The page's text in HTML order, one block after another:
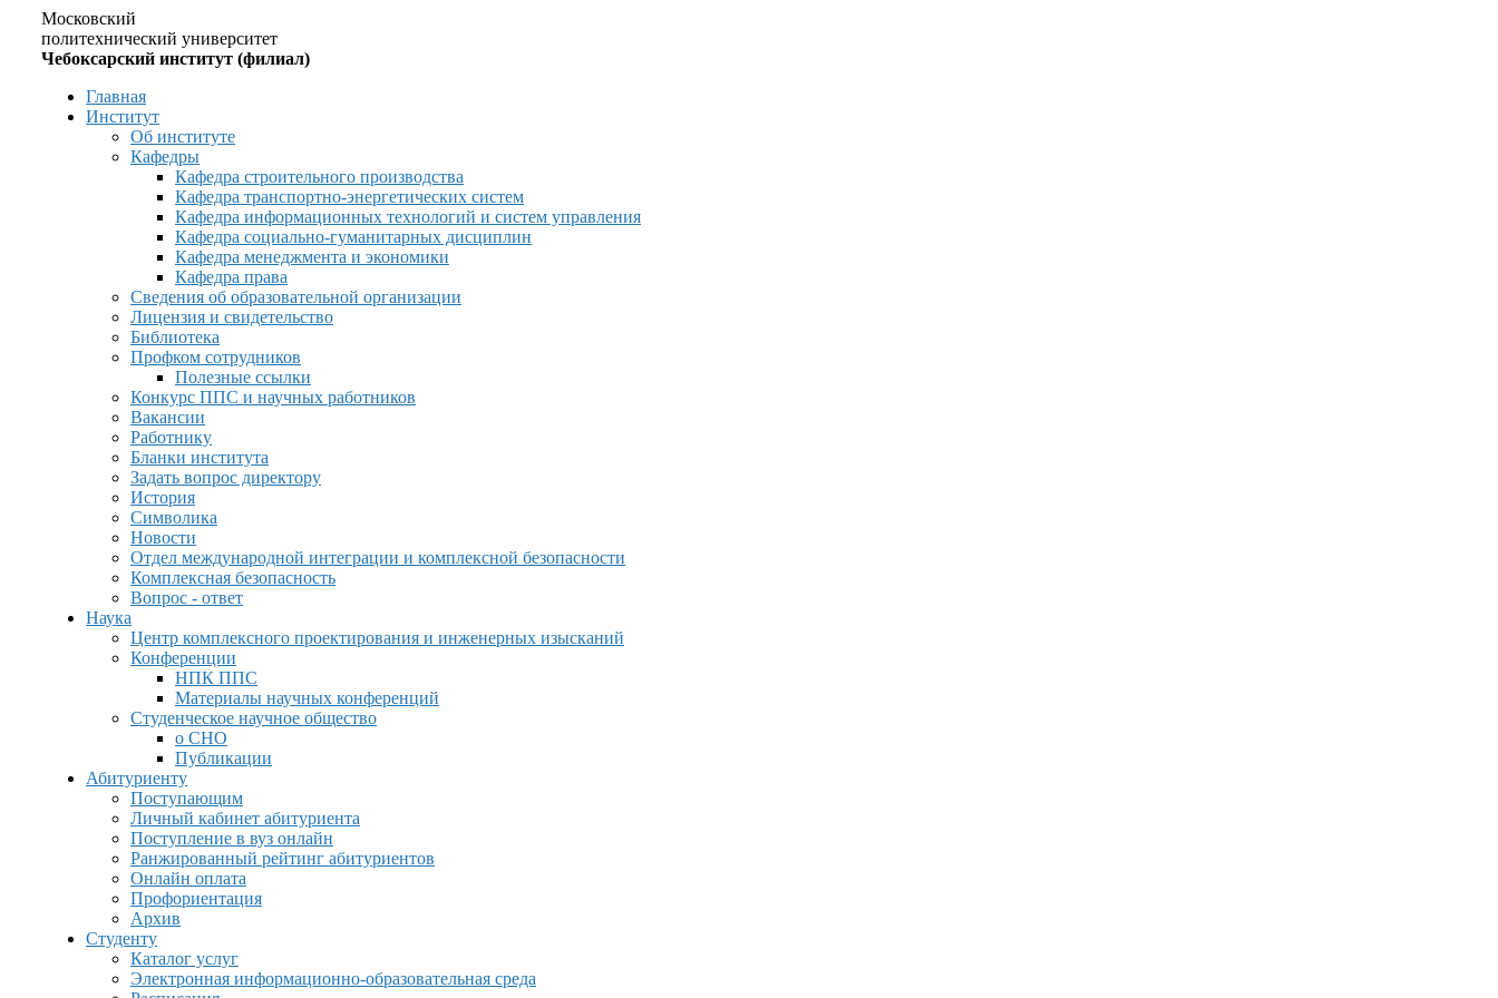
Московский
политехнический университет
Чебоксарский институт (филиал)
Главная
Институт
Об институте
Кафедры
Кафедра строительного производства
Кафедра транспортно-энергетических систем
Кафедра информационных технологий и систем управления
Кафедра социально-гуманитарных дисциплин
Кафедра менеджмента и экономики
Кафедра права
Сведения об образовательной организации
Лицензия и свидетельство
Библиотека
Профком сотрудников
Полезные ссылки
Конкурс ППС и научных работников
Вакансии
Работнику
Бланки института
Задать вопрос директору
История
Символика
Новости
Отдел международной интеграции и комплексной безопасности
Комплексная безопасность
Вопрос - ответ
Наука
Центр комплексного проектирования и инженерных изысканий
Конференции
НПК ППС
Материалы научных конференций
Студенческое научное общество
о СНО
Публикации
Абитуриенту
Поступающим
Личный кабинет абитуриента
Поступление в вуз онлайн
Ранжированный рейтинг абитуриентов
Онлайн оплата
Профориентация
Архив
Студенту
Каталог услуг
Электронная информационно-образовательная среда